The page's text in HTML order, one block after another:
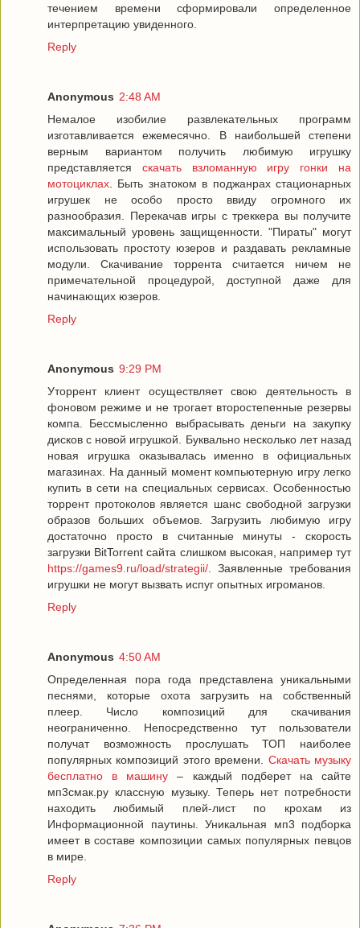
течением времени сформировали определенное
интерпретацию увиденного.
Reply
Anonymous 2:48 AM
Немалое изобилие развлекательных программ
изготавливается ежемесячно. В наибольшей степени
верным вариантом получить любимую игрушку
представляется скачать взломанную игру гонки на
мотоциклах . Быть знатоком в поджанрах стационарных
игрушек не особо просто ввиду огромного их
разнообразия. Перекачав игры с треккера вы получите
максимальный уровень защищенности. "Пираты" могут
использовать простоту юзеров и раздавать рекламные
модули. Скачивание торрента считается ничем не
примечательной процедурой, доступной даже для
начинающих юзеров.
Reply
Anonymous 9:29 PM
Уторрент клиент осуществляет свою деятельность в
фоновом режиме и не трогает второстепенные резервы
компа. Бессмысленно выбрасывать деньги на закупку
дисков с новой игрушкой. Буквально несколько лет назад
новая игрушка оказывалась именно в официальных
магазинах. На данный момент компьютерную игру легко
купить в сети на специальных сервисах. Особенностью
торрент протоколов является шанс свободной загрузки
образов больших объемов. Загрузить любимую игру
достаточно просто в считанные минуты - скорость
загрузки BitTorrent сайта слишком высокая, например тут
https://games9.ru/load/strategii/ . Заявленные требования
игрушки не могут вызвать испуг опытных игроманов.
Reply
Anonymous 4:50 AM
Определенная пора года представлена уникальными
песнями, которые охота загрузить на собственный
плеер. Число композиций для скачивания
неограниченно. Непосредственно тут пользователи
получат возможность прослушать ТОП наиболее
популярных композиций этого времени. Скачать музыку
бесплатно в машину – каждый подберет на сайте
мп3смак.ру классную музыку. Теперь нет потребности
находить любимый плей-лист по крохам из
Информационной паутины. Уникальная мп3 подборка
имеет в составе композиции самых популярных певцов
в мире.
Reply